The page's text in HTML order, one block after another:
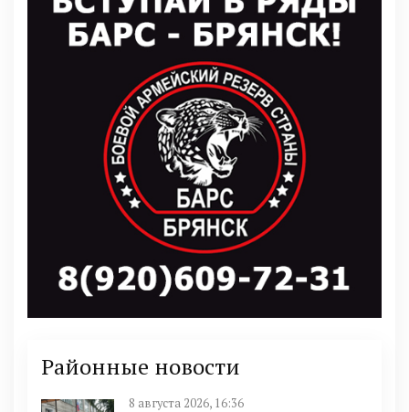
Районные новости
8 августа 2026, 16:36